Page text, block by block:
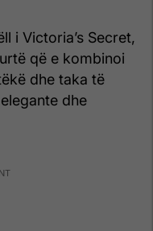
i Victoria’s Secret,
që e kombinoi
dhe taka të
dhe